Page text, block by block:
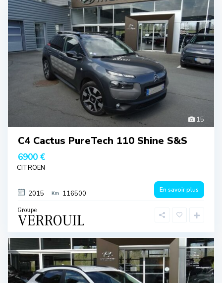
15
C4 Cactus PureTech 110 Shine S&S
6900 €
CITROEN
2015 116500 En savoir plus